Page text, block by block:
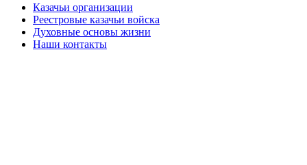
Казачьи организации
Реестровые казачьи войска
Духовные основы жизни
Наши контакты